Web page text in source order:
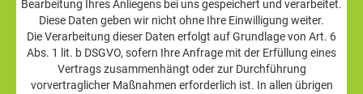
Bearbeitung Ihres Anliegens bei uns gespeichert und verarbeitet.
Diese Daten geben wir nicht ohne Ihre Einwilligung weiter.
Die Verarbeitung dieser Daten erfolgt auf Grundlage von Art. 6
Abs. 1 lit. b DSGVO, sofern Ihre Anfrage mit der Erfüllung eines
Vertrags zusammenhängt oder zur Durchführung
vorvertraglicher Maßnahmen erforderlich ist. In allen übrigen